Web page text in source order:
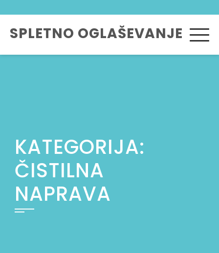
content
SPLETNO OGLAŠEVANJE
KATEGORIJA:
ČISTILNA
NAPRAVA